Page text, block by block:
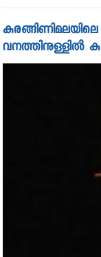
വനത്തിനുള്ളില്‍